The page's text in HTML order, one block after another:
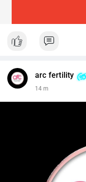
arc fertility
14 m